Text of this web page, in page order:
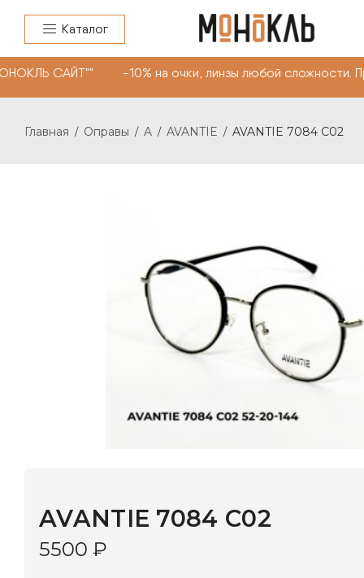
Каталог
САЙТ"" -10% на очки, линзы любой
Главная / Оправы / A / AVANTIE / AVANTIE 7084 С02
3–5 дней | Промокод МОНОКЛЬ САЙТ — скидка 10%